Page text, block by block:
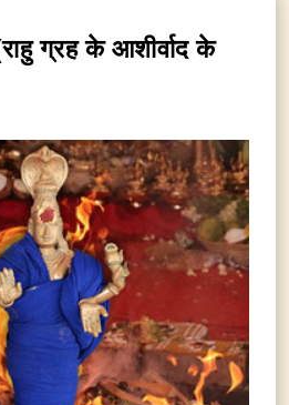
ग्रह के आशीर्वाद के